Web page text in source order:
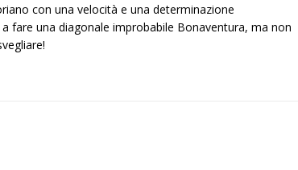
con una velocità e una determinazione
fare una diagonale improbabile Bonaventura, ma non